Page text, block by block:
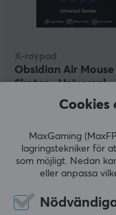
X-raypad
Obsidian Air Mouse
Skates - Universal
149 kr
Cookies
MaxGaming
lagringstekniker för
som möjligt. Nedan
eller anpassa